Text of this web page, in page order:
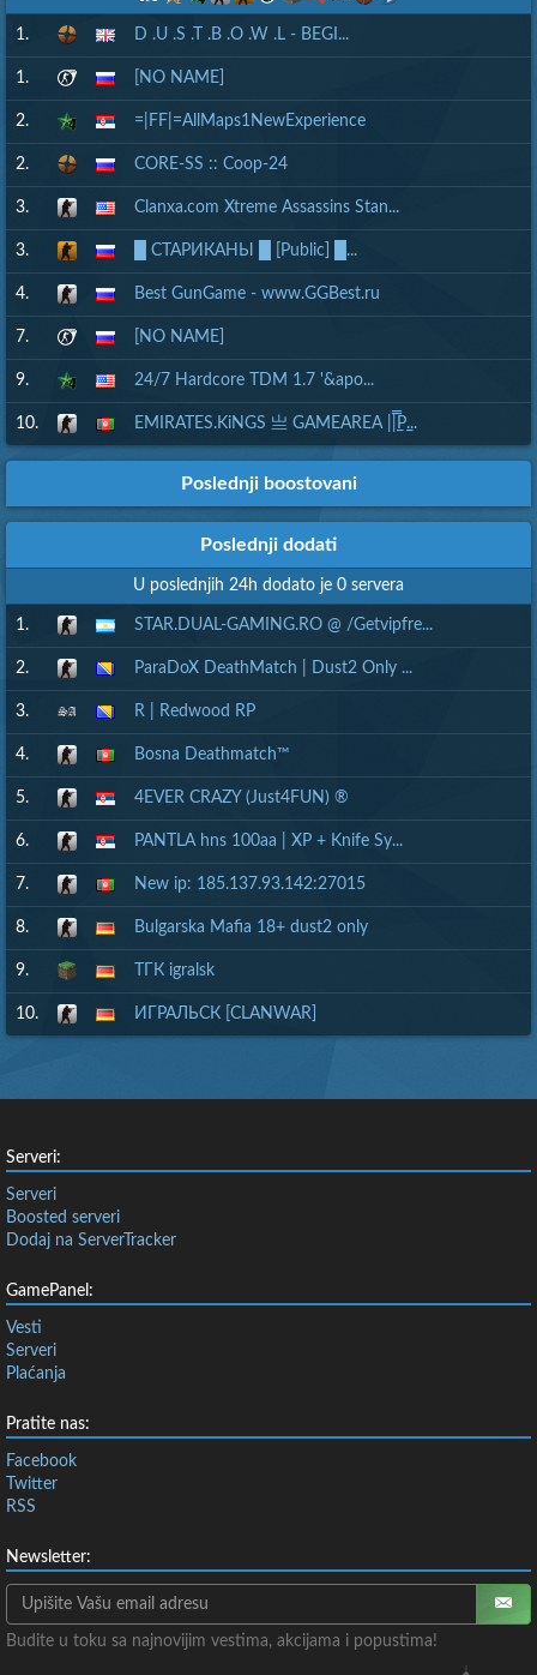
1. D .U .S .T .B .O .W .L - BEGI...
1. [NO NAME]
2. =|FF|=AllMaps1NewExperience
2. CORE-SS :: Coop-24
3. Clanxa.com Xtreme Assassins Stan...
3. █ СТАРИКАНЫ █ [Public] █...
4. Best GunGame - www.GGBest.ru
7. [NO NAME]
9. 24/7 Hardcore TDM 1.7 '&apo...
10. EMIRATES.KiNGS 亗 GAMEAREA ||͇̿P͇...
Poslednji boostovani
Poslednji dodati
U poslednjih 24h dodato je 0 servera
1. STAR.DUAL-GAMING.RO @ /Getvipfre...
2. ParaDoX DeathMatch | Dust2 Only ...
3. R | Redwood RP
4. Bosna Deathmatch™
5. 4EVER CRAZY (Just4FUN) ®
6. PANTLA hns 100aa | XP + Knife Sy...
7. New ip: 185.137.93.142:27015
8. Bulgarska Mafia 18+ dust2 only
9. ТГК igralsk
10. ИГРАЛЬСК [CLANWAR]
Serveri:
Serveri
Boosted serveri
Dodaj na ServerTracker
GamePanel:
Vesti
Serveri
Plaćanja
Pratite nas:
Facebook
Twitter
RSS
Newsletter:
Budite u toku sa najnovijim vestima, akcijama i popustima!